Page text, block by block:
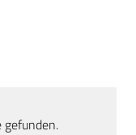
gefunden.